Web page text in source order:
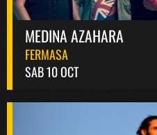
MEDINA AZAHARA
FERMASA
SAB 10 OCT